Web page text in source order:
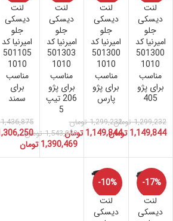
اتمام م
وجودی
لنت
دیسکی
جلو
امیرنیا کد
501300
1010
مناسب
برای پژو
405
1,299,232 تومان
1,149,844 تومان
اتمام م
وجودی
لنت
دیسکی
جلو
امیرنیا کد
501300
1010
مناسب
برای پژو
پارس
1,299,232 تومان
1,149,844 تومان
اتمام م
وجودی
لنت
دیسکی
جلو
امیرنیا کد
501303
1010
مناسب
برای پژو
206 تیپ
5
1,543,930 تومان
1,390,469 تومان
اتمام م
وجودی
لنت
دیسکی
جلو
امیرنیا کد
501105
1010
مناسب
برای
سمند
1,436,875
-17%
اتمام م
وجودی
لنت
دیسکی
-10%
اتمام م
وجودی
لنت
دیسکی